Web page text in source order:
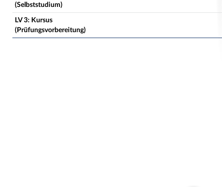
(Selbststudium)
LV 3: Kursus
(Prüfungsvorbereitung)